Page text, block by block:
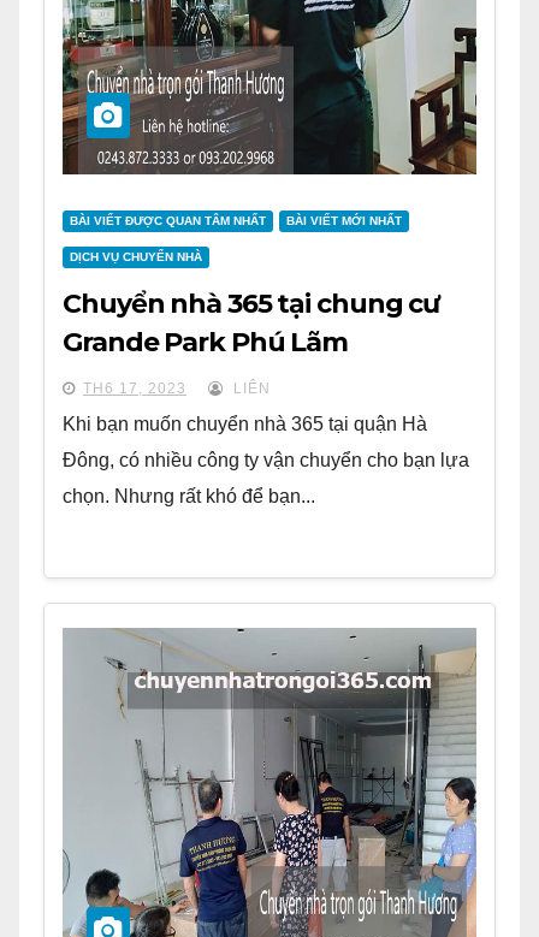
BÀI VIẾT ĐƯỢC QUAN TÂM NHẤT BÀI VIẾT MỚI NHẤT
DỊCH VỤ CHUYỂN NHÀ
Chuyển nhà 365 tại chung cư
Grande Park Phú Lãm
TH6 17, 2023 LIÊN
Khi bạn muốn chuyển nhà 365 tại quận Hà
Đông, có nhiều công ty vận chuyển cho bạn lựa
chọn. Nhưng rất khó để bạn...